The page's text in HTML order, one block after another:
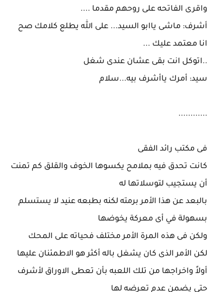
واقرى الفاتحه على روحهم مقدما ....
أشرف: ماشى ياابو السيد... على الله يطلع كلامك صح
انا معتمد عليك ...
..اتوكل انت بقى عشان عندى شغل
سيد: أمرك ياأشرف بيه...سلام
............
فى مكتب رائد الفقى
كانت تحدق فيه بملامح يكسوها الخوف والقلق كم تمنت
أن يستجيب لتوسلاتها له
بالبعد عن هذا الأمر برمته لكنه بطبعه عنيد لا يستسلم
بسهولة في أى معركة يخوضها
ولكن فى هذه المرة الأمر مختلف فحياته على المحك
لكن الأمر الذى كان يشغل باله أكثر هو الاطمئنان عليها
أولاً واخراجها من تلك اللعبه بأن تعطى الاوراق لأشرف
حتى يضمن عدم تعرضه لها